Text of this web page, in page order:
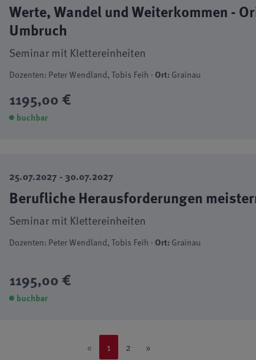
Werte, Wandel und Weiterkommen -
Umbruch
Seminar mit Klettereinheiten
Dozenten: Peter Wendland, Tobis Feih ·Ort: Grainau
1195,00 €
buchbar
25.07.2027 - 30.07.2027
Berufliche Herausforderungen
Seminar mit Klettereinheiten
Dozenten: Peter Wendland, Tobis Feih ·Ort: Grainau
1195,00 €
buchbar
« 1 2 »